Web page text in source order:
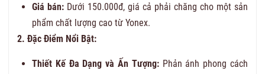
Giá bán: Dưới 150.000đ, giá cả phải chăng cho một sản
phẩm chất lượng cao từ Yonex.
2. Đặc Điểm Nổi Bật:
Thiết Kế Đa Dạng và Ấn Tượng:Phản ánh phong cách